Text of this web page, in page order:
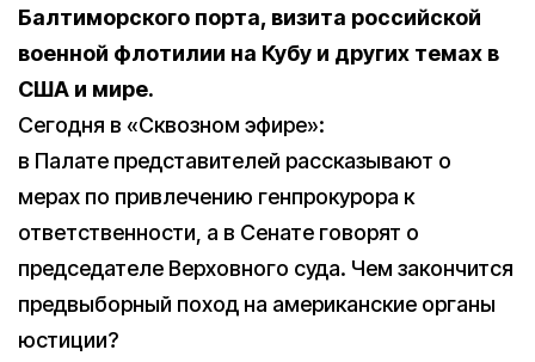
Балтиморского порта, визита российской
военной флотилии на Кубу и других темах в
США и мире.
Сегодня в «Сквозном эфире»:
в Палате представителей рассказывают о
мерах по привлечению генпрокурора к
ответственности, а в Сенате говорят о
председателе Верховного суда. Чем закончится
предвыборный поход на американские органы
юстиции?